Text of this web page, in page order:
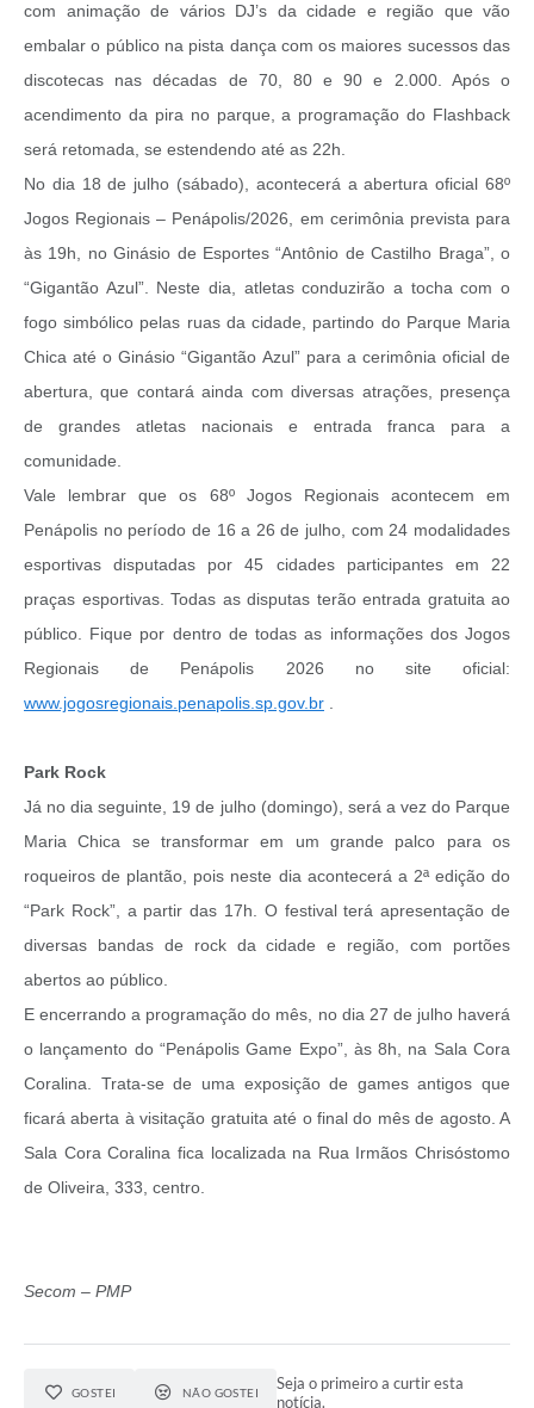
com animação de vários DJ’s da cidade e região que vão
embalar o público na pista dança com os maiores sucessos das
discotecas nas décadas de 70, 80 e 90 e 2.000. Após o
acendimento da pira no parque, a programação do Flashback
será retomada, se estendendo até as 22h.
No dia 18 de julho (sábado), acontecerá a abertura oficial 68º
Jogos Regionais – Penápolis/2026, em cerimônia prevista para
às 19h, no Ginásio de Esportes “Antônio de Castilho Braga”, o
“Gigantão Azul”. Neste dia, atletas conduzirão a tocha com o
fogo simbólico pelas ruas da cidade, partindo do Parque Maria
Chica até o Ginásio “Gigantão Azul” para a cerimônia oficial de
abertura, que contará ainda com diversas atrações, presença
de grandes atletas nacionais e entrada franca para a
comunidade.
Vale lembrar que os 68º Jogos Regionais acontecem em
Penápolis no período de 16 a 26 de julho, com 24 modalidades
esportivas disputadas por 45 cidades participantes em 22
praças esportivas. Todas as disputas terão entrada gratuita ao
público. Fique por dentro de todas as informações dos Jogos
Regionais de Penápolis 2026 no site oficial:
www.jogosregionais.penapolis.sp.gov.br
Park Rock
Já no dia seguinte, 19 de julho (domingo), será a vez do Parque
Maria Chica se transformar em um grande palco para os
roqueiros de plantão, pois neste dia acontecerá a 2ª edição do
“Park Rock”, a partir das 17h. O festival terá apresentação de
diversas bandas de rock da cidade e região, com portões
abertos ao público.
E encerrando a programação do mês, no dia 27 de julho haverá
o lançamento do “Penápolis Game Expo”, às 8h, na Sala Cora
Coralina. Trata-se de uma exposição de games antigos que
ficará aberta à visitação gratuita até o final do mês de agosto. A
Sala Cora Coralina fica localizada na Rua Irmãos Chrisóstomo
de Oliveira, 333, centro.
Secom – PMP
GOSTEI NÃO GOSTEI
Seja o primeiro a curtir esta
notícia.